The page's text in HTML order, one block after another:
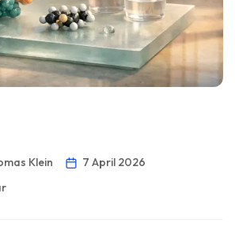
Klein
7 April 2026